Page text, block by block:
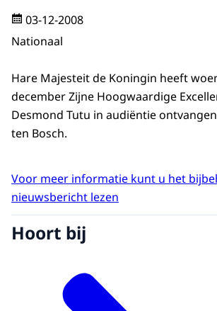
03-12-2008
Nationaal
Hare Majesteit de Koningin heeft
december Zijne Hoogwaardige
Desmond Tutu in audiëntie
ten Bosch.
Voor meer informatie kunt u het
nieuwsbericht lezen
Hoort bij